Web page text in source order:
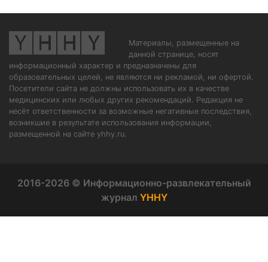
Материалы, размещенные на
данной странице, носят
информационный характер и предназначены для
образовательных целей, не являются ни рекламой, ни офертой.
Посетители сайта не должны использовать их в качестве
медицинских или любых других рекомендаций. Редакция не
несёт ответственности за возможные негативные последствия,
возникшие в результате использования информации,
размещенной на сайте yhhy.ru.
2016-2026 © Информационно-развлекательный
журнал YHHY